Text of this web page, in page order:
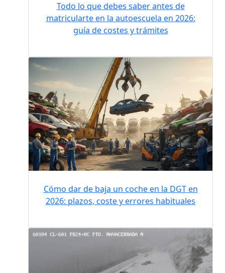
Todo lo que debes saber antes de
matricularte en la autoescuela en 2026:
guía de costes y trámites
Cómo dar de baja un coche en la DGT en
2026: plazos, coste y errores habituales